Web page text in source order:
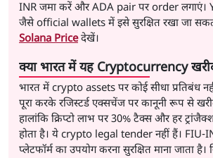
INR जमा करें और ADA pair पर order लगाएं।
जैसे official wallets में इसे सुरक्षित रखा जा
Solana Priceदेखें।
क्या भारत में यह Cryptocurrency
भारत में crypto assets पर कोई सीधा प्रतिबंध
पूरा करके रजिस्टर्ड एक्सचेंज पर कानूनी रूप से
हालांकि क्रिप्टो लाभ पर 30% टैक्स और हर
होता है। ये crypto legal tender नहीं हैं। FIU-
प्लेटफॉर्म का उपयोग करना सुरक्षित माना जाता